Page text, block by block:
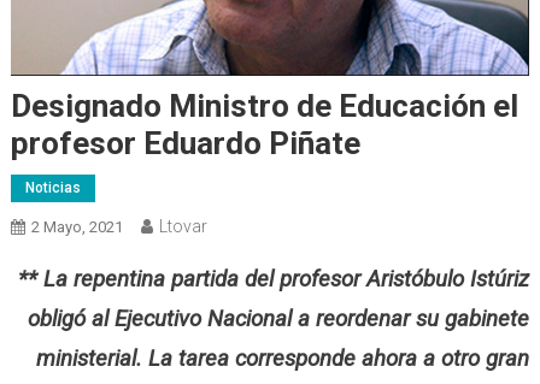
Designado Ministro de Educación el
profesor Eduardo Piñate
Noticias
2 Mayo, 2021 Ltovar
** La repentina partida del profesor Aristóbulo Istúriz
obligó al Ejecutivo Nacional a reordenar su gabinete
ministerial. La tarea corresponde ahora a otro gran